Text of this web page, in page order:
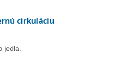
cirkuláciu
jedla.